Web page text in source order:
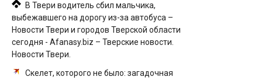
В Твери водитель сбил мальчика,
выбежавшего на дорогу из-за автобуса –
Новости Твери и городов Тверской области
сегодня - Afanasy.biz – Тверские новости.
Новости Твери.
Скелет, которого не было: загадочная